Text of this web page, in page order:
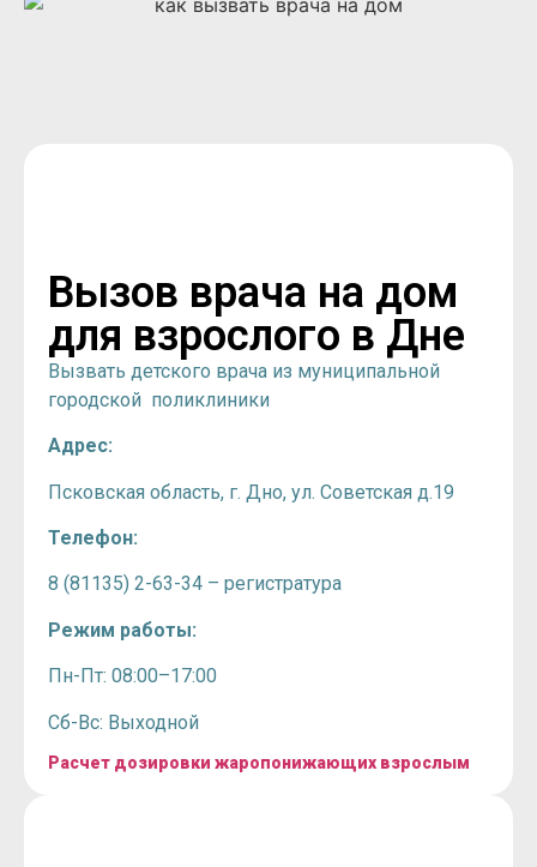
Вызов врача на дом
для взрослого в Дне
Вызвать детского врача из муниципальной
городской поликлиники
Адрес:
Псковская область, г. Дно, ул. Советская д.19
Телефон:
8 (81135) 2-63-34 – регистратура
Режим работы:
Пн-Пт: 08:00–17:00
Сб-Вс: Выходной
Расчет дозировки жаропонижающих взрослым